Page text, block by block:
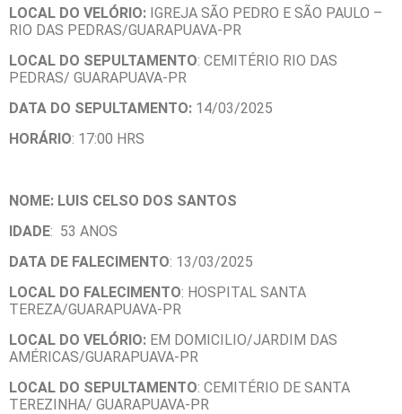
LOCAL DO VELÓRIO: IGREJA SÃO PEDRO E SÃO PAULO –
RIO DAS PEDRAS/GUARAPUAVA-PR
LOCAL DO SEPULTAMENTO: CEMITÉRIO RIO DAS
PEDRAS/ GUARAPUAVA-PR
DATA DO SEPULTAMENTO: 14/03/2025
HORÁRIO: 17:00 HRS
NOME: LUIS CELSO DOS SANTOS
IDADE: 53 ANOS
DATA DE FALECIMENTO: 13/03/2025
LOCAL DO FALECIMENTO: HOSPITAL SANTA
TEREZA/GUARAPUAVA-PR
LOCAL DO VELÓRIO: EM DOMICILIO/JARDIM DAS
AMÉRICAS/GUARAPUAVA-PR
LOCAL DO SEPULTAMENTO: CEMITÉRIO DE SANTA
TEREZINHA/ GUARAPUAVA-PR